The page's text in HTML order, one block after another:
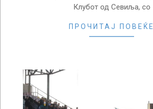
Клубот од Севиља, со
ПРОЧИТАЈ ПОВЕЌЕ